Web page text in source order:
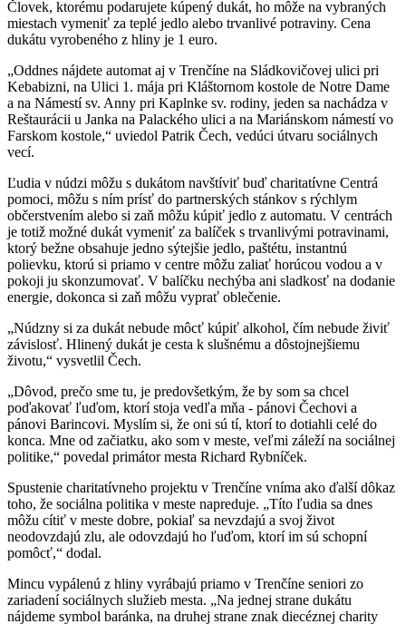
Človek, ktorému podarujete kúpený dukát, ho môže na vybraných
miestach vymeniť za teplé jedlo alebo trvanlivé potraviny. Cena
dukátu vyrobeného z hliny je 1 euro.
„Oddnes nájdete automat aj v Trenčíne na Sládkovičovej ulici pri
Kebabizni, na Ulici 1. mája pri Kláštornom kostole de Notre Dame
a na Námestí sv. Anny pri Kaplnke sv. rodiny, jeden sa nachádza v
Reštaurácii u Janka na Palackého ulici a na Mariánskom námestí vo
Farskom kostole,“ uviedol Patrik Čech, vedúci útvaru sociálnych
vecí.
Ľudia v núdzi môžu s dukátom navštíviť buď charitatívne Centrá
pomoci, môžu s ním prísť do partnerských stánkov s rýchlym
občerstvením alebo si zaň môžu kúpiť jedlo z automatu. V centrách
je totiž možné dukát vymeniť za balíček s trvanlivými potravinami,
ktorý bežne obsahuje jedno sýtejšie jedlo, paštétu, instantnú
polievku, ktorú si priamo v centre môžu zaliať horúcou vodou a v
pokoji ju skonzumovať. V balíčku nechýba ani sladkosť na dodanie
energie, dokonca si zaň môžu vyprať oblečenie.
„Núdzny si za dukát nebude môcť kúpiť alkohol, čím nebude živiť
závislosť. Hlinený dukát je cesta k slušnému a dôstojnejšiemu
životu,“ vysvetlil Čech.
„Dôvod, prečo sme tu, je predovšetkým, že by som sa chcel
poďakovať ľuďom, ktorí stoja vedľa mňa - pánovi Čechovi a
pánovi Barincovi. Myslím si, že oni sú tí, ktorí to dotiahli celé do
konca. Mne od začiatku, ako som v meste, veľmi záleží na sociálnej
politike,“ povedal primátor mesta Richard Rybníček.
Spustenie charitatívneho projektu v Trenčíne vníma ako ďalší dôkaz
toho, že sociálna politika v meste napreduje. „Títo ľudia sa dnes
môžu cítiť v meste dobre, pokiaľ sa nevzdajú a svoj život
neodovzdajú zlu, ale odovzdajú ho ľuďom, ktorí im sú schopní
pomôcť,“ dodal.
Mincu vypálenú z hliny vyrábajú priamo v Trenčíne seniori zo
zariadení sociálnych služieb mesta. „Na jednej strane dukátu
nájdeme symbol baránka, na druhej strane znak diecéznej charity